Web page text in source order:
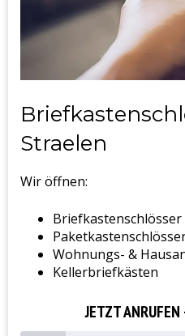
Straelen
Wir öffnen:
Briefkastenschlösser
Wohnungs- &
Kellerbriefkästen
JETZT